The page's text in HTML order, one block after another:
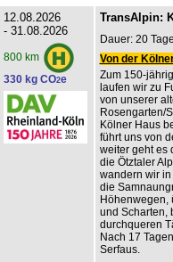
12.08.2026
- 31.08.2026
800 km
330 kg CO2e
TransAlpin:
Dauer: 20
Von der
Zum 150-
laufen wir zu
von unserer
Rosengarten/
Kölner Haus
führt uns von
weiter geht es
die Ötztaler
wandern wir
die
Höhenwegen,
und Scharten,
durchqueren
Nach 17
Serfaus.